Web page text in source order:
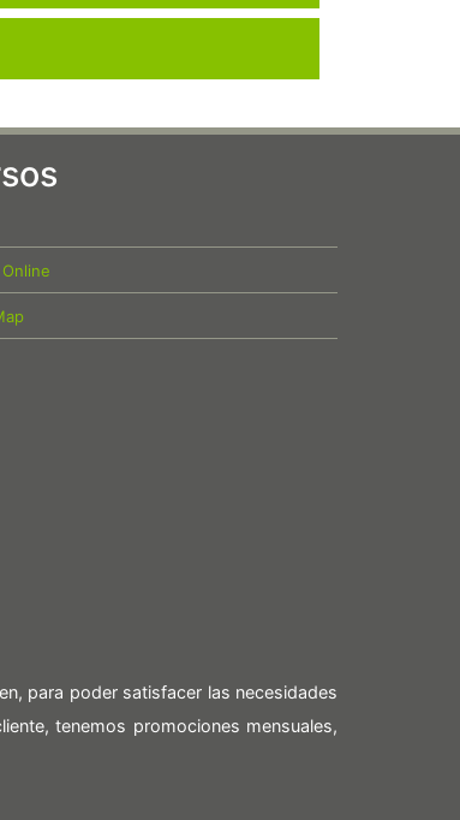
para poder satisfacer las necesidades
tenemos promociones mensuales,